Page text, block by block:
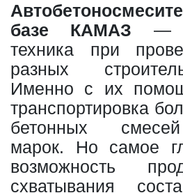
базе КАМАЗ —
техника при
разных
Именно с их
транспортировка
бетонных
марок. Но самое
возможность
схватывания